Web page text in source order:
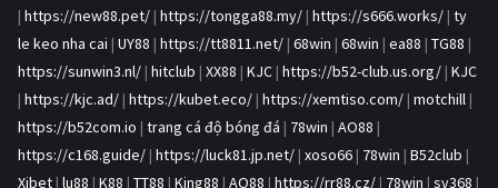
| https://new88.pet/ | https://tongga88.my/ | https://s666.works/ | ty
le keo nha cai | UY88 | https://tt8811.net/ | 68win | 68win | ea88 | TG88 |
https://sunwin3.nl/ | hitclub | XX88 | KJC | https://b52-club.us.org/ | KJC
| https://kjc.ad/ | https://kubet.eco/ | https://xemtiso.com/ | motchill |
https://b52com.io | trang cá độ bóng đá | 78win | AO88 |
https://c168.guide/ | https://luck81.jp.net/ | xoso66 | 78win | B52club |
Xibet | lu88 | K88 | TT88 | King88 | AO88 | https://rr88.cz/ | 78win | sv368 |